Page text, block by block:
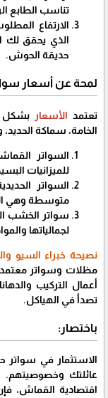
تناسب الطابع
​الارتفاع
الذي يحقق لك
حديقة الحوش.
​لمحة عن أسعار
​تعتمد الأسعار
بشكل
الخامة، سماكة
​السواتر
للميزانيات
​السواتر
متوسطة وهي
​سواتر الخشب
لجمالياتها
​نصيحة خبراء السيو
مظلات وسواتر
أعمال التركيب
تصدأ في الهياكل.
​باختصار:
​الاستثمار في
عائلتك وخصوصيتهم.
اقتصادية القماش،